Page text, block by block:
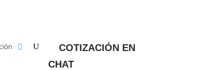
COTIZACIÓN EN
CHAT